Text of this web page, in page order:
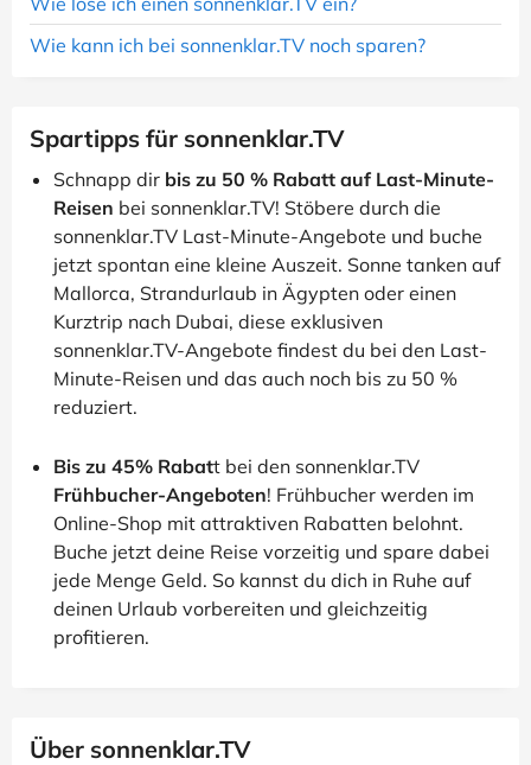
Wie kann ich bei sonnenklar.TV noch sparen?
Spartipps für sonnenklar.TV
Schnapp dir bis zu 50 % Rabatt auf Last-Minute-
Reisen bei sonnenklar.TV! Stöbere durch die
sonnenklar.TV Last-Minute-Angebote und buche
jetzt spontan eine kleine Auszeit. Sonne tanken auf
Mallorca, Strandurlaub in Ägypten oder einen
Kurztrip nach Dubai, diese exklusiven
sonnenklar.TV-Angebote findest du bei den Last-
Minute-Reisen und das auch noch bis zu 50 %
reduziert.
Bis zu 45% Rabatt bei den sonnenklar.TV
Frühbucher-Angeboten! Frühbucher werden im
Online-Shop mit attraktiven Rabatten belohnt.
Buche jetzt deine Reise vorzeitig und spare dabei
jede Menge Geld. So kannst du dich in Ruhe auf
deinen Urlaub vorbereiten und gleichzeitig
profitieren.
Über sonnenklar.TV